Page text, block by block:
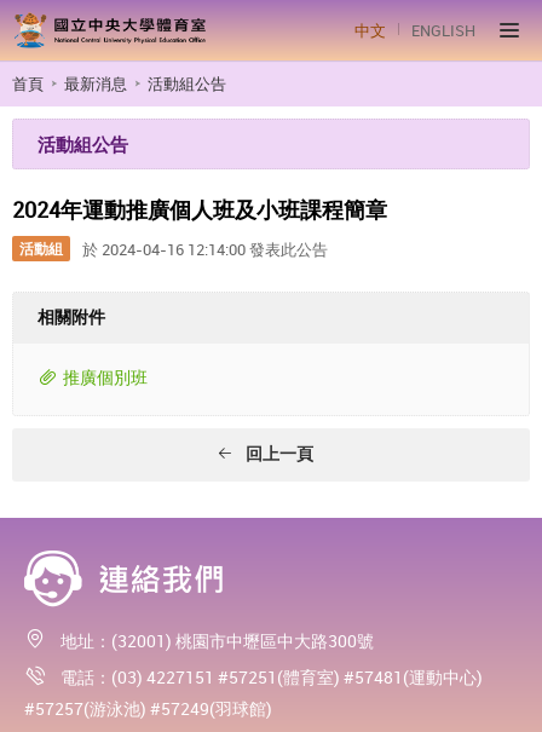
中文 ENGLISH
首頁 最新消息 活動組公告
活動組公告
2024年運動推廣個人班及小班課程簡章
活動組 於 2024-04-16 12:14:00 發表此公告
相關附件
推廣個別班
回上一頁
地址：(32001) 桃園市中壢區中大路300號
電話：(03) 4227151 #57251(體育室) #57481(運動中心)
#57257(游泳池) #57249(羽球館)